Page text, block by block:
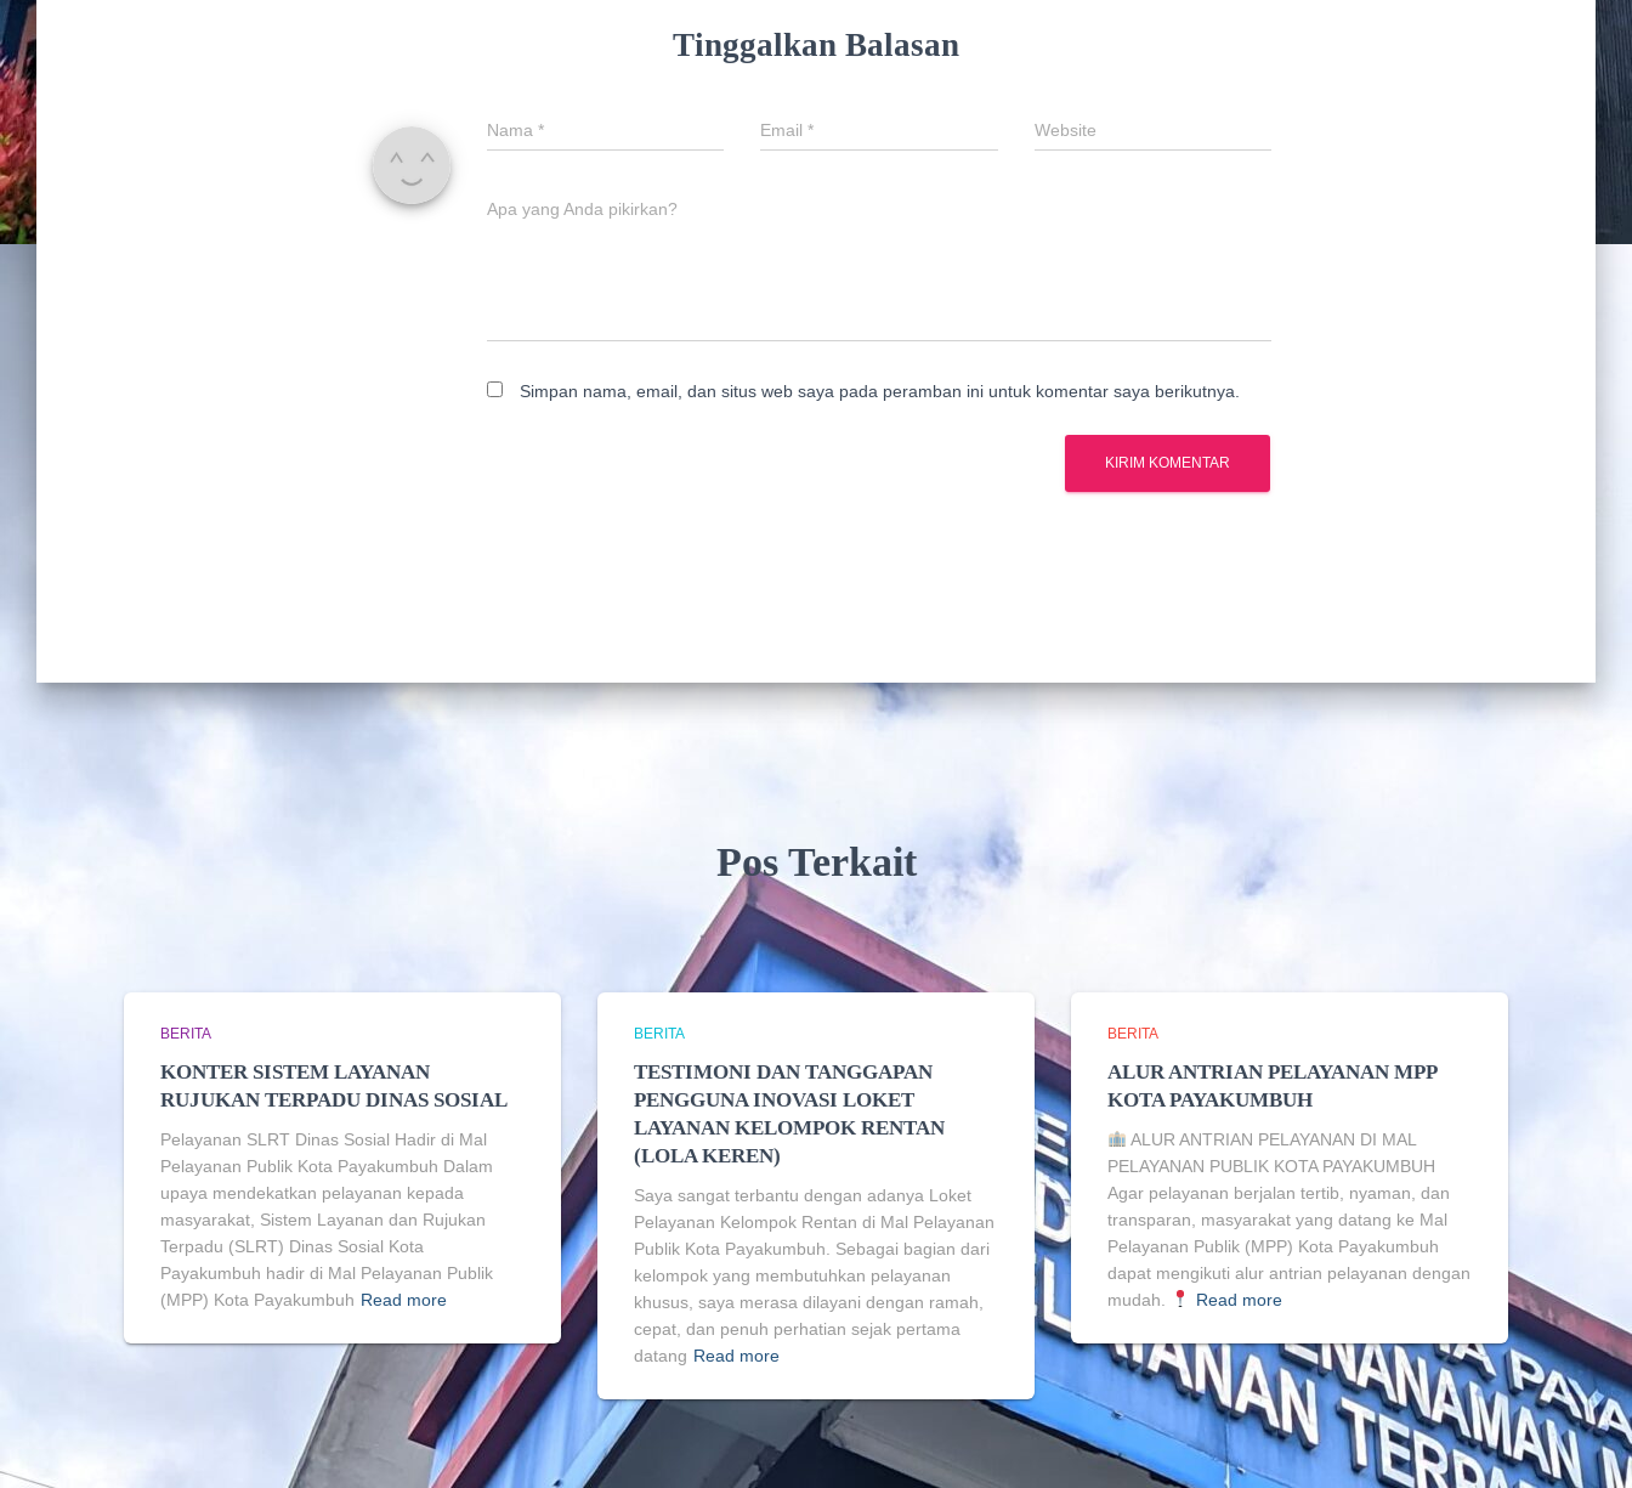
Tinggalkan Balasan
Nama * Email* Website
Apa yang Anda pikirkan?
Simpan nama, email, dan situs web saya pada peramban ini untuk komentar saya berikutnya.
Pos Terkait
BERITA
KONTER SISTEM LAYANAN
RUJUKAN TERPADU DINAS SOSIAL
Pelayanan SLRT Dinas Sosial Hadir di Mal
Pelayanan Publik Kota Payakumbuh Dalam
upaya mendekatkan pelayanan kepada
masyarakat, Sistem Layanan dan Rujukan
Terpadu (SLRT) Dinas Sosial Kota
Payakumbuh hadir di Mal Pelayanan Publik
(MPP) Kota Payakumbuh Read more
BERITA
TESTIMONI DAN TANGGAPAN
PENGGUNA INOVASI LOKET
LAYANAN KELOMPOK RENTAN
(LOLA KEREN)
Saya sangat terbantu dengan adanya Loket
Pelayanan Kelompok Rentan di Mal Pelayanan
Publik Kota Payakumbuh. Sebagai bagian dari
kelompok yang membutuhkan pelayanan
khusus, saya merasa dilayani dengan ramah,
cepat, dan penuh perhatian sejak pertama
datang Read more
BERITA
ALUR ANTRIAN PELAYANAN MPP
KOTA PAYAKUMBUH
ALUR ANTRIAN PELAYANAN DI MAL
PELAYANAN PUBLIK KOTA PAYAKUMBUH
Agar pelayanan berjalan tertib, nyaman, dan
transparan, masyarakat yang datang ke Mal
Pelayanan Publik (MPP) Kota Payakumbuh
dapat mengikuti alur antrian pelayanan dengan
mudah.
Read more